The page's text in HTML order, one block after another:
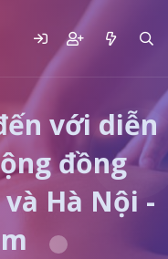
với diễn
đồng
Hà Nội -